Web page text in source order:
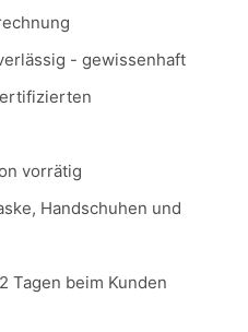
- gewissenhaft
vorrätig
Handschuhen und
Tagen beim Kunden